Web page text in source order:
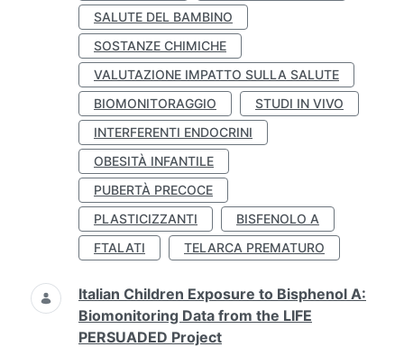
SALUTE DEL BAMBINO
SOSTANZE CHIMICHE
VALUTAZIONE IMPATTO SULLA SALUTE
BIOMONITORAGGIO
STUDI IN VIVO
INTERFERENTI ENDOCRINI
OBESITÀ INFANTILE
PUBERTÀ PRECOCE
PLASTICIZZANTI
BISFENOLO A
FTALATI
TELARCA PREMATURO
Italian Children Exposure to Bisphenol A:
Biomonitoring Data from the LIFE
PERSUADED Project